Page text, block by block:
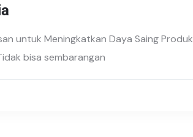
untuk Meningkatkan Daya Saing Produk
bisa sembarangan